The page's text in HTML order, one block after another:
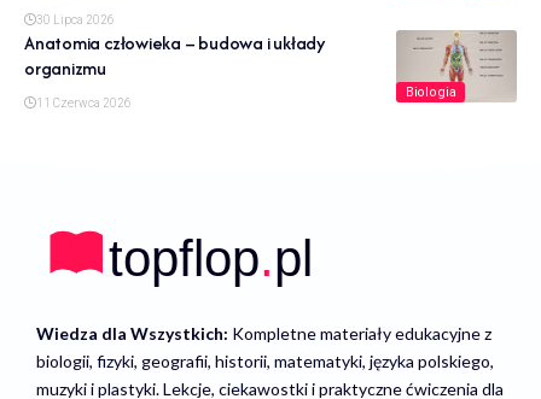
30 Lipca 2026
Biologia
Anatomia człowieka – budowa i układy
organizmu
11 Czerwca 2026
Wiedza dla Wszystkich: Kompletne materiały edukacyjne z
biologii, fizyki, geografii, historii, matematyki, języka polskiego,
muzyki i plastyki. Lekcje, ciekawostki i praktyczne ćwiczenia dla